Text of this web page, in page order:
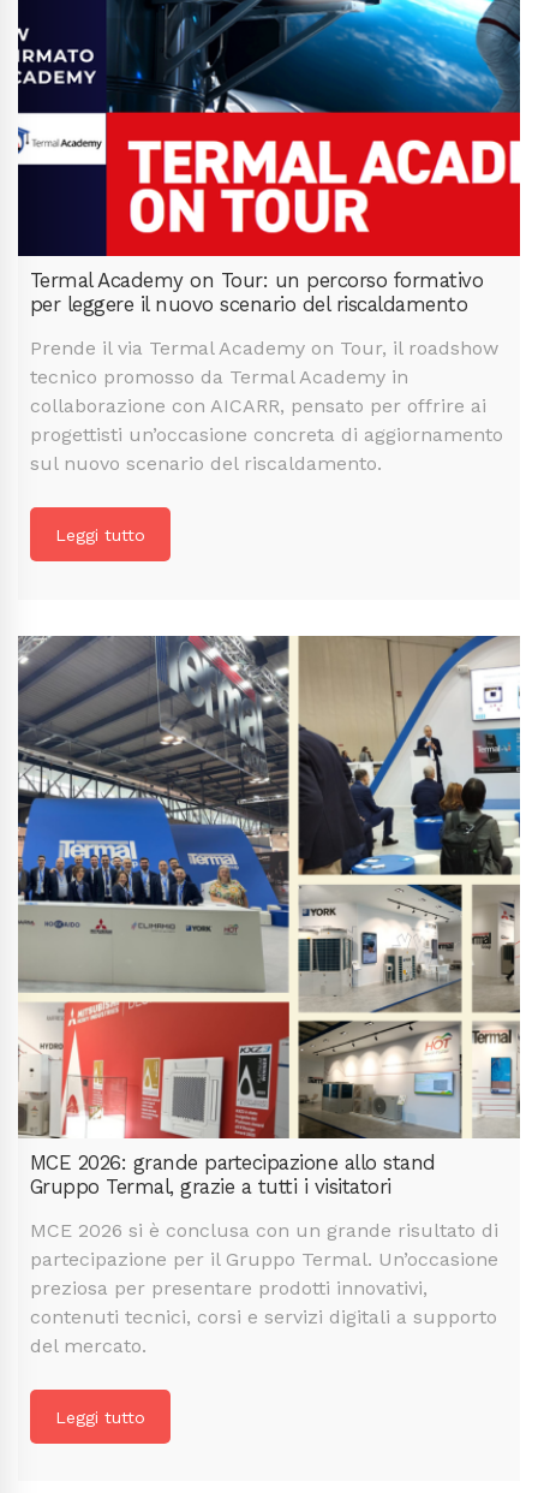
Termal Academy on Tour: un percorso formativo
per leggere il nuovo scenario del riscaldamento
Prende il via Termal Academy on Tour, il roadshow
tecnico promosso da Termal Academy in
collaborazione con AICARR, pensato per offrire ai
progettisti un’occasione concreta di aggiornamento
sul nuovo scenario del riscaldamento.
Leggi tutto
MCE 2026: grande partecipazione allo stand
Gruppo Termal, grazie a tutti i visitatori
MCE 2026 si è conclusa con un grande risultato di
partecipazione per il Gruppo Termal. Un’occasione
preziosa per presentare prodotti innovativi,
contenuti tecnici, corsi e servizi digitali a supporto
del mercato.
Leggi tutto